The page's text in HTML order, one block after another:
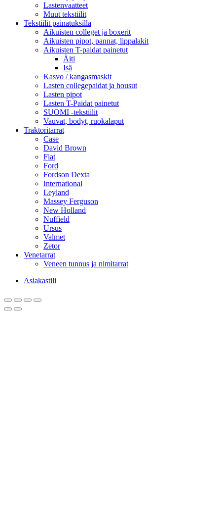
Lastenvaatteet
Muut tekstiilit
Tekstiilit painatuksilla
Aikuisten colleget ja boxerit
Aikuisten pipot, pannat, lippalakit
Aikuisten T-paidat painetut
Äiti
Isä
Kasvo / kangasmaskit
Lasten collegepaidat ja housut
Lasten pipot
Lasten T-Paidat painetut
SUOMI -tekstiilit
Vauvat, bodyt, ruokalaput
Traktoritarrat
Case
David Brown
Fiat
Ford
Fordson Dexta
International
Leyland
Massey Ferguson
New Holland
Nuffield
Ursus
Valmet
Zetor
Venetarrat
Veneen tunnus ja nimitarrat
Asiakastili